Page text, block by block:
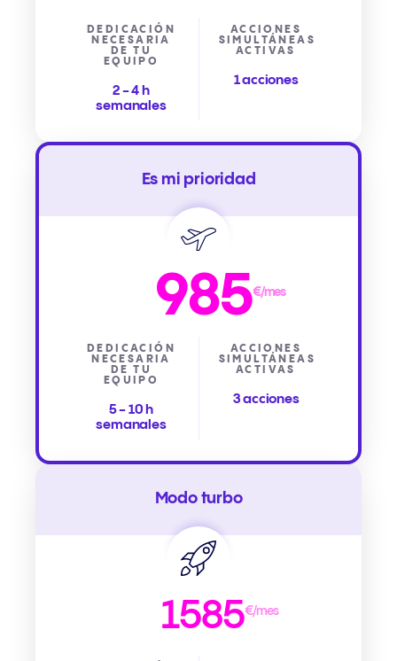
DEDICACIÓN
NECESARIA
DE TU
EQUIPO
2 - 4 h
semanales
ACCIONES
SIMULTÁNEAS
ACTIVAS
1 acciones
Es mi prioridad
985€/mes
DEDICACIÓN
NECESARIA
DE TU
EQUIPO
5 - 10 h
semanales
ACCIONES
SIMULTÁNEAS
ACTIVAS
3 acciones
Modo turbo
1585€/mes